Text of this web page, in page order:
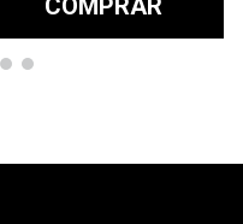
COMPRAR